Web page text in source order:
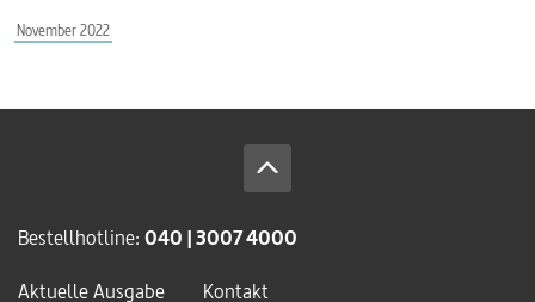
November 2022
Bestellhotline: 040 | 3007 4000
Aktuelle Ausgabe
Kontakt